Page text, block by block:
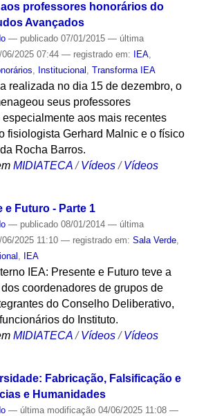
aos professores honorários do
Avançados
— publicado07/01/2015 — última
2025 07:44 — registrado em: IEA,
, Institucional , Transforma IEA
realizada no dia 15 de dezembro, o
seus professores
especialmente aos mais recentes
fisiologista Gerhard Malnic e o físico
Rocha Barros.
MIDIATECA /Vídeos /Vídeos
e Futuro - Parte 1
— publicado08/01/2014 — última
2025 11:10 — registrado em: Sala Verde,
, IEA
IEA: Presente e Futuro teve a
coordenadores de grupos de
do Conselho Deliberativo,
do Instituto.
MIDIATECA /Vídeos /Vídeos
Fabricação, Falsificação e
e Humanidades
— última modificação04/06/2025 11:08 —